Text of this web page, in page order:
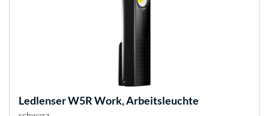
LedlenserW5R Work, Arbeitsleuchte